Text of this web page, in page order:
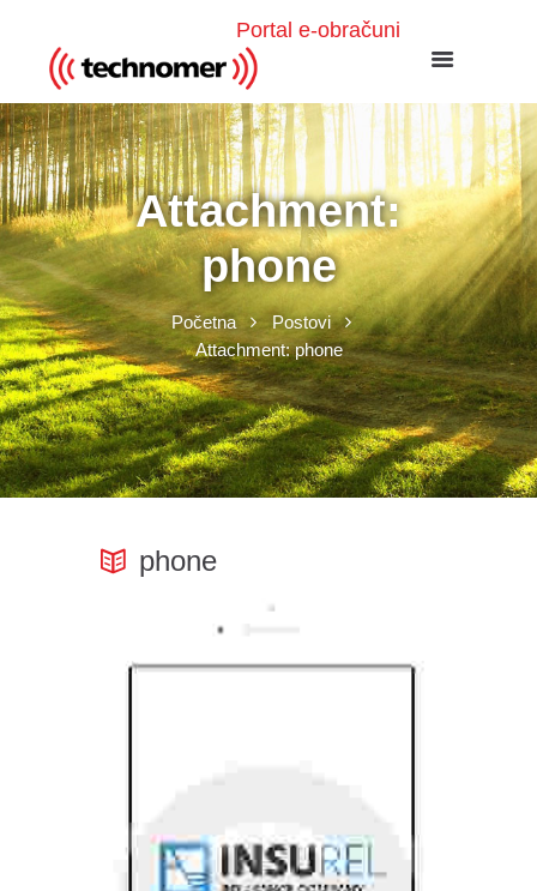
Portal e-obračuni
Attachment:
phone
Početna
Postovi
Attachment: phone
phone